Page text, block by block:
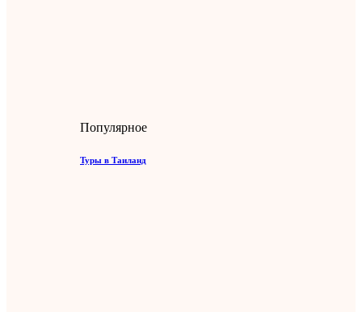
Популярное
Туры в Таиланд